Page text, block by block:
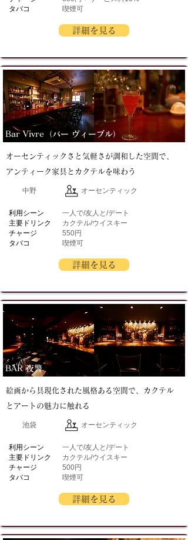
タバコ
喫煙可
詳細を見る
Bar Vivre（バー ヴィーブル）
オーセンティックさと気軽さが調和した空間で、
アンティーク家具とカクテルを味わう
中野 オーセンティック
​利用シーン
主要ドリンク
チャージ
タバコ
一人で/友人と/デート
カクテル/ウイスキー
550円
喫煙可
詳細を見る
BAR 夜警
絵画から具現化された風格ある空間で、カクテル
とアートの魅力に触れる
池袋 オーセンティック
​利用シーン
主要ドリンク
チャージ
タバコ
一人で/友人と/デート
カクテル/ウイスキー
500円
喫煙可
詳細を見る